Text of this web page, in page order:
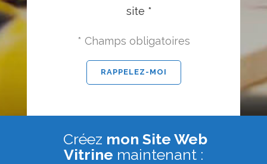
site *
* Champs obligatoires
Créez mon Site Web
Vitrine maintenant :